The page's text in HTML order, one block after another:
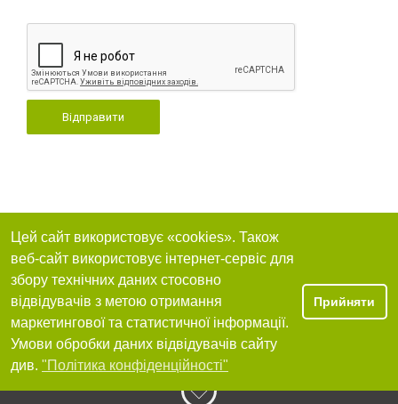
Відправити
Цей сайт використовує «cookies». Також
веб-сайт використовує інтернет-сервіс для
збору технічних даних стосовно
відвідувачів з метою отримання
маркетингової та статистичної інформації.
Умови обробки даних відвідувачів сайту
див. "Політика конфіденційності"
Прийняти